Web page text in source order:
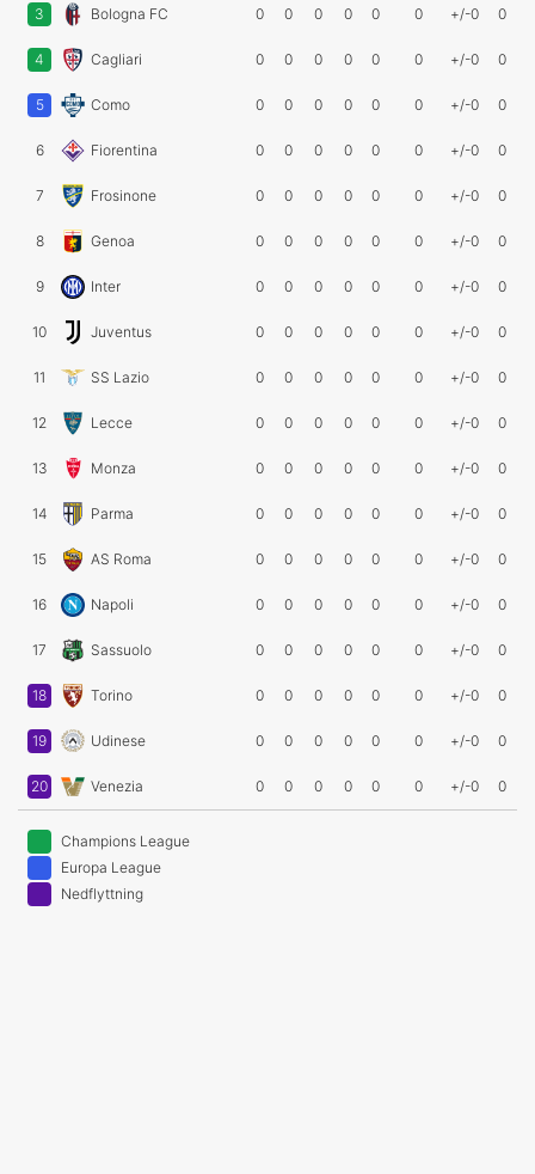
3 Bologna FC 0 0 0 0 0 0 +/-0 0
4 Cagliari 0 0 0 0 0 0 +/-0 0
5 Como 0 0 0 0 0 0 +/-0 0
6 Fiorentina 0 0 0 0 0 0 +/-0 0
7 Frosinone 0 0 0 0 0 0 +/-0 0
8 Genoa 0 0 0 0 0 0 +/-0 0
9 Inter 0 0 0 0 0 0 +/-0 0
10 Juventus 0 0 0 0 0 0 +/-0 0
11 SS Lazio 0 0 0 0 0 0 +/-0 0
12 Lecce 0 0 0 0 0 0 +/-0 0
13 Monza 0 0 0 0 0 0 +/-0 0
14 Parma 0 0 0 0 0 0 +/-0 0
15 AS Roma 0 0 0 0 0 0 +/-0 0
16 Napoli 0 0 0 0 0 0 +/-0 0
17 Sassuolo 0 0 0 0 0 0 +/-0 0
18 Torino 0 0 0 0 0 0 +/-0 0
19 Udinese 0 0 0 0 0 0 +/-0 0
20 Venezia 0 0 0 0 0 0 +/-0 0
Champions League
Europa League
Nedflyttning